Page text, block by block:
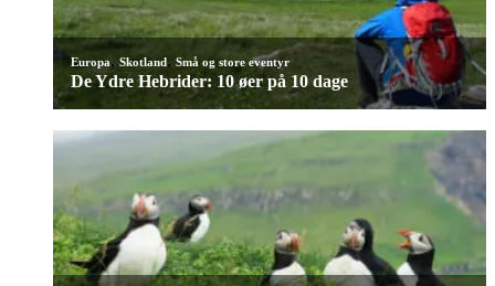
Europa, Skotland, Små og store eventyr
De Ydre Hebrider: 10 øer på 10 dage